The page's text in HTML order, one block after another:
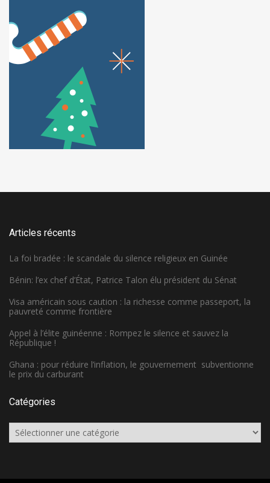
Articles récents
La foi bradée : le scandale du silence religieux en Guinée
Bénin: l’ex chef d’État, Patrice Talon élu président du Sénat
Visa américain sous caution : la richesse comme passeport, la
pauvreté comme frontière
Appel à l’élite guinéenne : Rompez le silence et sauvez la
République !
Ghana : pour réduire l’inflation, le gouvernement subventionne
le prix du carburant
Catégories
Catégories